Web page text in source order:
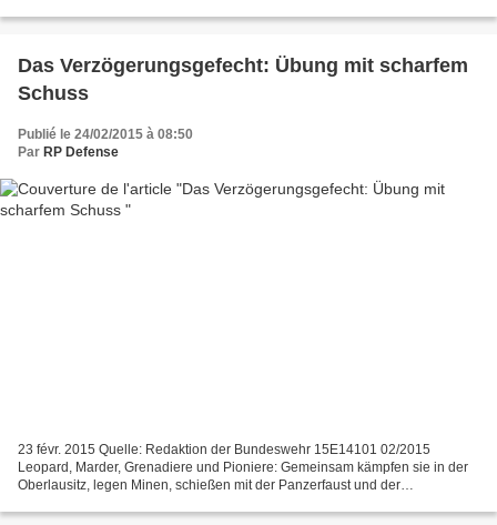
Das Verzögerungsgefecht: Übung mit scharfem
Schuss
Publié le 24/02/2015 à 08:50
Par RP Defense
23 févr. 2015 Quelle: Redaktion der Bundeswehr 15E14101 02/2015
Leopard, Marder, Grenadiere und Pioniere: Gemeinsam kämpfen sie in der
Oberlausitz, legen Minen, schießen mit der Panzerfaust und der